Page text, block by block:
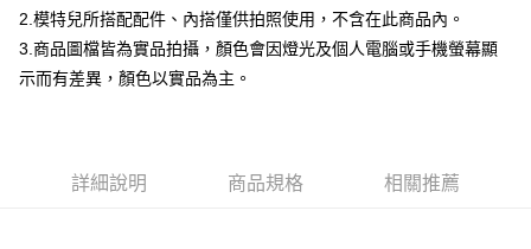
台新國際商業銀行
中國信託商業銀行
台灣樂天信用卡公司
Google Pay
大哥付你分期
2.付款方式選擇「大哥付你分期」，訂單成立後會自動跳轉到大哥付的交易
流程，驗證手機門號後，選擇欲分期的期數、繳款截止日，確認付款後即完
相關說明
2.模特兒所搭配配件、內搭僅供拍照使用，不含在此商品內。
3.商品圖檔皆為實品拍攝，顏色會因燈光及個人電腦或手機螢幕顯
示而有差異，顏色以實品為主。
詳細說明 商品規格 相關推薦